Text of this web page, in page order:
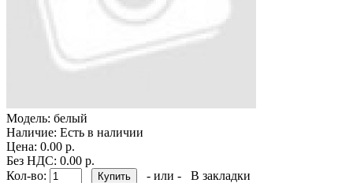
Модель: белый
Наличие: Есть в наличии
Цена: 0.00 р.
Без НДС: 0.00 р.
Кол-во:
- или -
В закладки